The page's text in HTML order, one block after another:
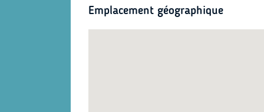
Emplacement géographique